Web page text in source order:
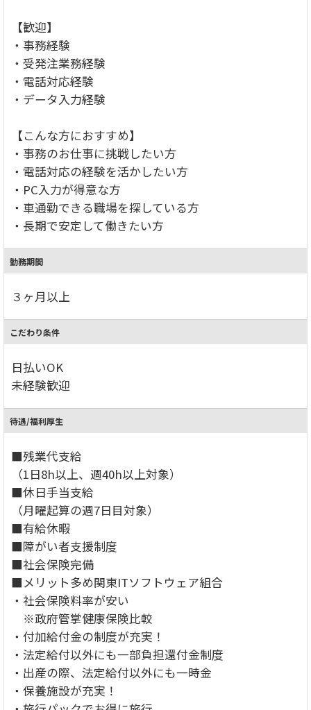
【歓迎】
・事務経験
・受発注業務経験
・電話対応経験
・データ入力経験
【こんな方におすすめ】
・事務のお仕事に挑戦したい方
・電話対応の経験を活かしたい方
・PC入力が得意な方
・車通勤できる職場を探している方
・長期で安定して働きたい方
勤務期間
３ヶ月以上
こだわり条件
日払いOK
未経験歓迎
待遇/福利厚生
■残業代支給
（1日8h以上、週40h以上対象）
■休日手当支給
（月曜起算の週7日目対象）
■有給休暇
■障がい者支援制度
■社会保険完備
■メリット多め関東ITソフトウェア組合
・社会保険料率が安い
※政府管掌健康保険比較
・付加給付金の制度が充実！
・法定給付以外にも一部負担還付金制度
・出産の際、法定給付以外にも一時金
・保養施設が充実！